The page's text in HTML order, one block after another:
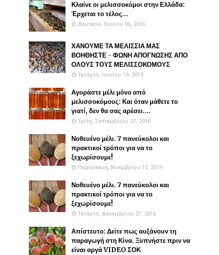
Κλαίνε οι μελισσοκόμοι στην Ελλάδα:
Έρχεται το τέλος...
Δευτέρα, Ιουνίου 06, 2016
ΧΑΝΟΥΜΕ ΤΑ ΜΕΛΙΣΣΙΑ ΜΑΣ
ΒΟΗΘΗΣΤΕ - ΦΩΝΗ ΑΠΟΓΝΩΣΗΣ ΑΠΟ
ΟΛΟΥΣ ΤΟΥΣ ΜΕΛΙΣΣΟΚΟΜΟΥΣ
Τετάρτη, Ιουνίου 19, 2019
Αγοράστε μέλι μόνο από
μελισσοκόμους: Και όταν μάθετε το
γιατί, δεν θα σας αρέσει....
Τρίτη, Σεπτεμβρίου 27, 2016
Νοθευένο μέλι. 7 πανεύκολοι και
πρακτικοί τρόποι για να το
ξεχωρίσουμε!
Παρασκευή, Νοεμβρίου 15, 2019
Νοθευένο μέλι. 7 πανεύκολοι και
πρακτικοί τρόποι για να το
ξεχωρίσουμε!
Τετάρτη, Δεκεμβρίου 21, 2016
Απίστευτο: Δείτε πως αυξάνουν τη
παραγωγή στη Κίνα. Ξυπνήστε πριν να
είναι αργά VIDEO ΣΟΚ